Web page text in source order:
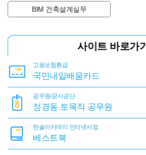
BIM 건축설계실무
사이트 바로가기
고용보험환급
국민내일배움카드
공무원/공사공단
정경동 토목직 공무원
한솔아카데미 인터넷서점
베스트북